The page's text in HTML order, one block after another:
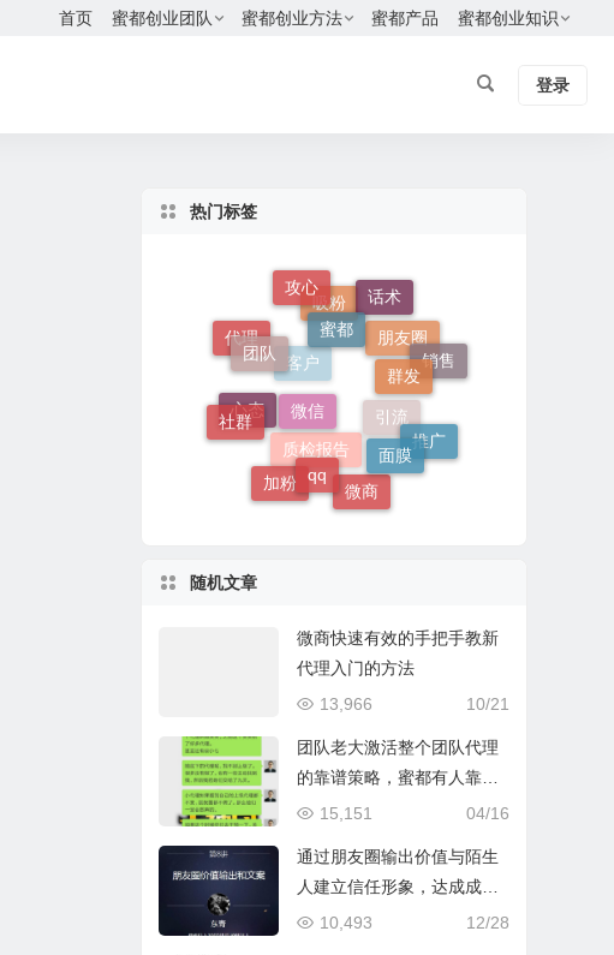
首页 蜜都创业团队 蜜都创业方法 蜜都产品 蜜都创业知识
登录
热门标签
客户
吸粉
朋友圈
引流
质检报告
心态
代理
攻心 话术
销售
推广
微商
加粉
社群
团队
蜜都
群发
面膜
qq
微信
随机文章
微商快速有效的手把手教新
代理入门的方法
10/21
13,966
团队老大激活整个团队代理
的靠谱策略，蜜都有人靠这
个方法一年买玛莎拉蒂 04/16
15,151
通过朋友圈输出价值与陌生
人建立信任形象，达成成交
12月23日 20:00
12/28
10,493